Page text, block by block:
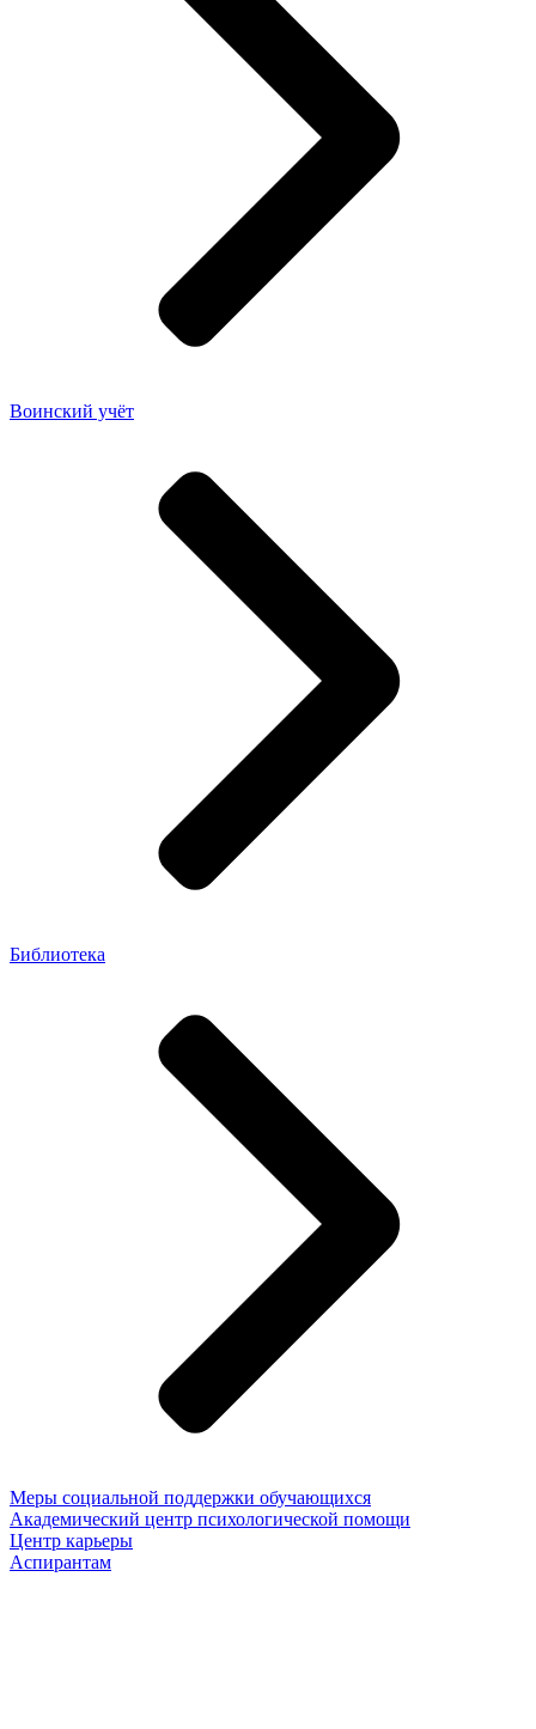
Воинский учёт
Библиотека
Меры социальной поддержки обучающихся
Академический центр психологической помощи
Центр карьеры
Аспирантам